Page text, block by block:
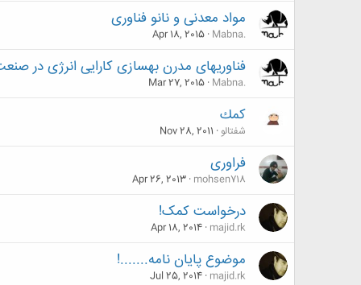
مواد معدنی و نانو فناوری
Mabna.
Apr 18, 2015
فناوریهای مدرن بهسازی کارایی انرژی در
Mabna.
Mar 27, 2015
كمك
شفتالو Nov 28, 2011
فراوری
mohsen718
Apr 26, 2013
درخواست کمک!
majid.rk
Apr 18, 2014
موضوع پایان نامه.......!
majid.rk
Jul 25, 2014